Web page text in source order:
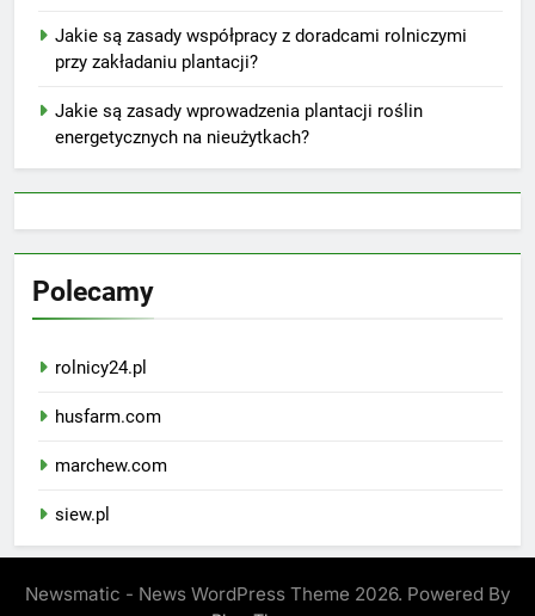
Jakie są zasady współpracy z doradcami rolniczymi
przy zakładaniu plantacji?
Jakie są zasady wprowadzenia plantacji roślin
energetycznych na nieużytkach?
Polecamy
rolnicy24.pl
husfarm.com
marchew.com
siew.pl
Newsmatic - News WordPress Theme 2026. Powered By